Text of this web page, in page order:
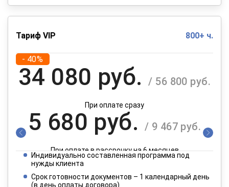
Тариф VIP 800+ ч.
- 40%
34 080 руб. / 56 800 руб.
При оплате сразу
5 680 руб. / 9 467 руб.
При оплате в рассрочку на 6 месяцев
2 840 руб. / 4 734 руб.
Индивидуально составленная программа под
нужды клиента
Срок готовности документов – 1 календарный день
(в день оплаты договора)